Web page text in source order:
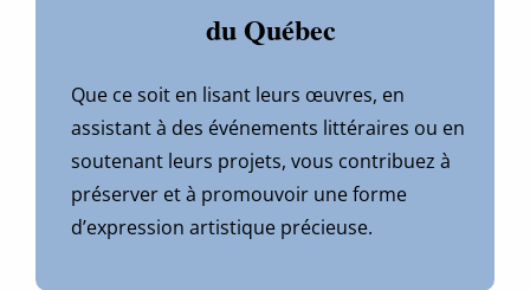
du Québec
Que ce soit en lisant leurs œuvres, en
assistant à des événements littéraires ou en
soutenant leurs projets, vous contribuez à
préserver et à promouvoir une forme
d’expression artistique précieuse.